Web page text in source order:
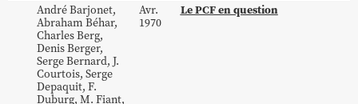
AndréBarjonet,
Abraham Béhar,
CharlesBerg,
DenisBerger,
SergeBernard, J.
Courtois, Serge
Depaquit, F.
Duburg, M. Fiant,
Avr.
1970
Le PCF en question